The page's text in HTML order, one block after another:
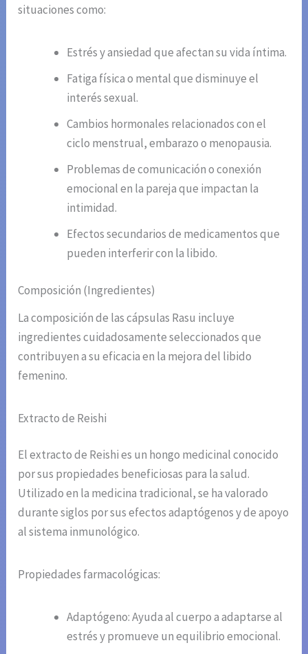
situaciones como:
Estrés y ansiedad que afectan su vida íntima.
Fatiga física o mental que disminuye el
interés sexual.
Cambios hormonales relacionados con el
ciclo menstrual, embarazo o menopausia.
Problemas de comunicación o conexión
emocional en la pareja que impactan la
intimidad.
Efectos secundarios de medicamentos que
pueden interferir con la libido.
Composición (Ingredientes)
La composición de las cápsulas Rasu incluye
ingredientes cuidadosamente seleccionados que
contribuyen a su eficacia en la mejora del libido
femenino.
Extracto de Reishi
El extracto de Reishi es un hongo medicinal conocido
por sus propiedades beneficiosas para la salud.
Utilizado en la medicina tradicional, se ha valorado
durante siglos por sus efectos adaptógenos y de apoyo
al sistema inmunológico.
Propiedades farmacológicas:
Adaptógeno: Ayuda al cuerpo a adaptarse al
estrés y promueve un equilibrio emocional.